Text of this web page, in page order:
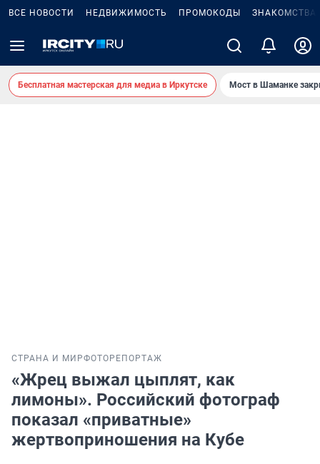
ВСЕ НОВОСТИ НЕДВИЖИМОСТЬ ПРОМОКОДЫ ЗНАКОМСТВА
Бесплатная мастерская для медиа в Иркутске Мост в Шаманке
СТРАНА И МИРФОТОРЕПОРТАЖ
«Жрец выжал цыплят, как
лимоны». Российский фотограф
показал «приватные»
жертвоприношения на Кубе